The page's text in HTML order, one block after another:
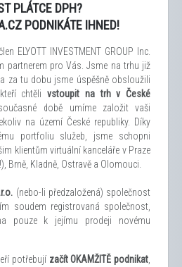
PLÁTCE DPH?
PODNIKÁTE IHNED!
ELYOTT INVESTMENT GROUP Inc.
partnerem pro Vás. Jsme na trhu již
za tu dobu jsme úspěšně obsloužili
chtěli vstoupit na trh v České
době umíme založit vaši
na území České republiky. Díky
portfoliu služeb, jsme schopni
klientům virtuální kanceláře v Praze
Brně, Kladně, Ostravě a Olomouci.
(nebo-li předzaložená) společnost
soudem registrovaná společnost,
pouze k jejímu prodeji novému
potřebují začít OKAMŽITĚ podnikat,